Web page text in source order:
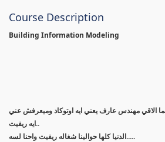
Course Description
Building Information Modeling
الاقي مهندس عارف يعني ايه اوتوكاد وميعرفش عني
ايه ريفيت..
الدنيا كلها حوالينا شغاله ريفيت واحنا لسه.....